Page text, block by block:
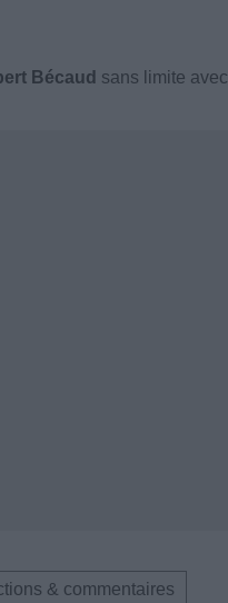
Bécaud sans limite avec
& commentaires